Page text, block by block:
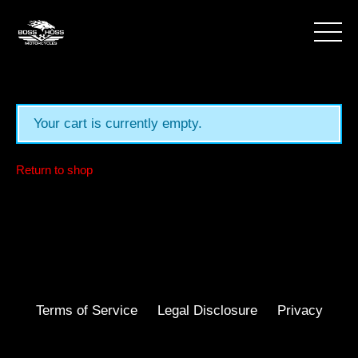
Your cart is currently empty.
Return to shop
Terms of Service Legal Disclosure Privacy